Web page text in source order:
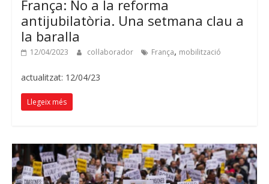
França: No a la reforma
antijubilatòria. Una setmana clau a
la baralla
12/04/2023 col·laborador França, mobilització
actualitzat: 12/04/23
Llegeix més